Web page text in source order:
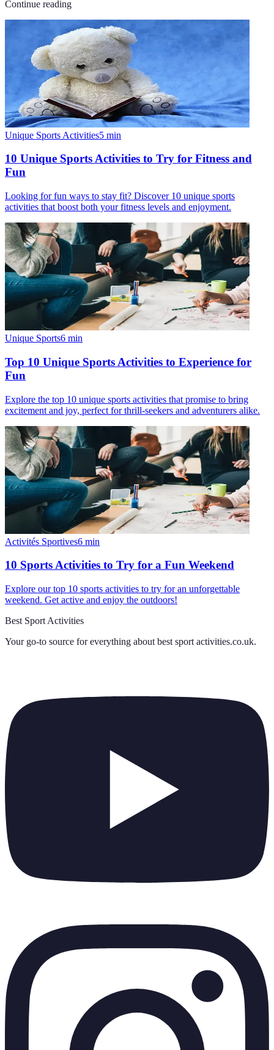
Continue reading
Unique Sports Activities5 min
10 Unique Sports Activities to Try for Fitness and
Fun
Looking for fun ways to stay fit? Discover 10 unique sports
activities that boost both your fitness levels and enjoyment.
Unique Sports6 min
Top 10 Unique Sports Activities to Experience for
Fun
Explore the top 10 unique sports activities that promise to bring
excitement and joy, perfect for thrill-seekers and adventurers alike.
Activités Sportives6 min
10 Sports Activities to Try for a Fun Weekend
Explore our top 10 sports activities to try for an unforgettable
weekend. Get active and enjoy the outdoors!
Best Sport Activities
Your go-to source for everything about best sport activities.co.uk.